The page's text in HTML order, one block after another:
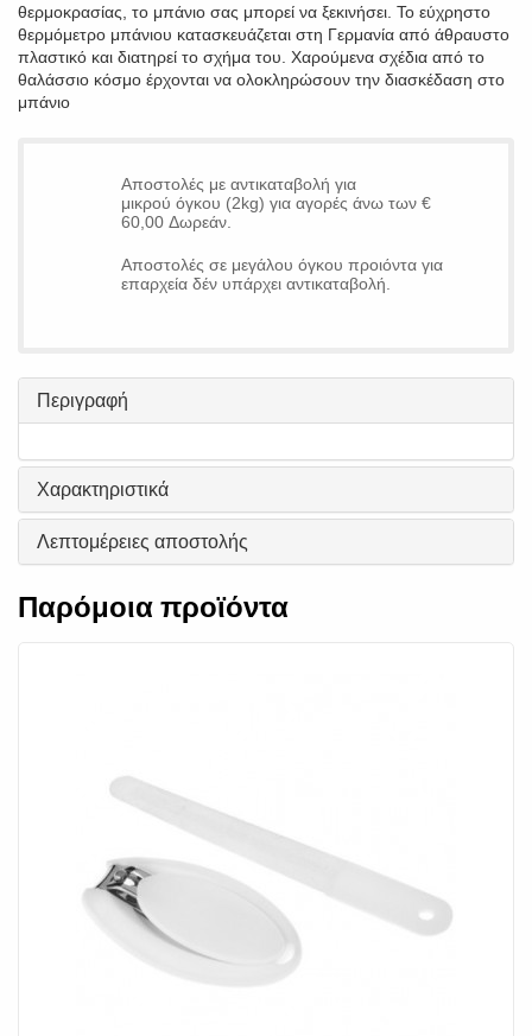
θερμοκρασίας, το μπάνιο σας μπορεί να ξεκινήσει. Το εύχρηστο
θερμόμετρο μπάνιου κατασκευάζεται στη Γερμανία από άθραυστο
πλαστικό και διατηρεί το σχήμα του. Χαρούμενα σχέδια από το
θαλάσσιο κόσμο έρχονται να ολοκληρώσουν την διασκέδαση στο
μπάνιο
Αποστολές με αντικαταβολή για
μικρού όγκου (2kg) για αγορές άνω των €
60,00 Δωρεάν.
Αποστολές σε μεγάλου όγκου προιόντα για
επαρχεία δέν υπάρχει αντικαταβολή.
Περιγραφή
Χαρακτηριστικά
Λεπτομέρειες αποστολής
Παρόμοια προϊόντα